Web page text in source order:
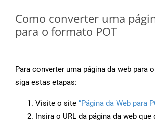
Como converter uma
para o formato POT
Para converter uma página da web para
siga estas etapas:
Visite o site “Página da Web para
Insira o URL da página da web